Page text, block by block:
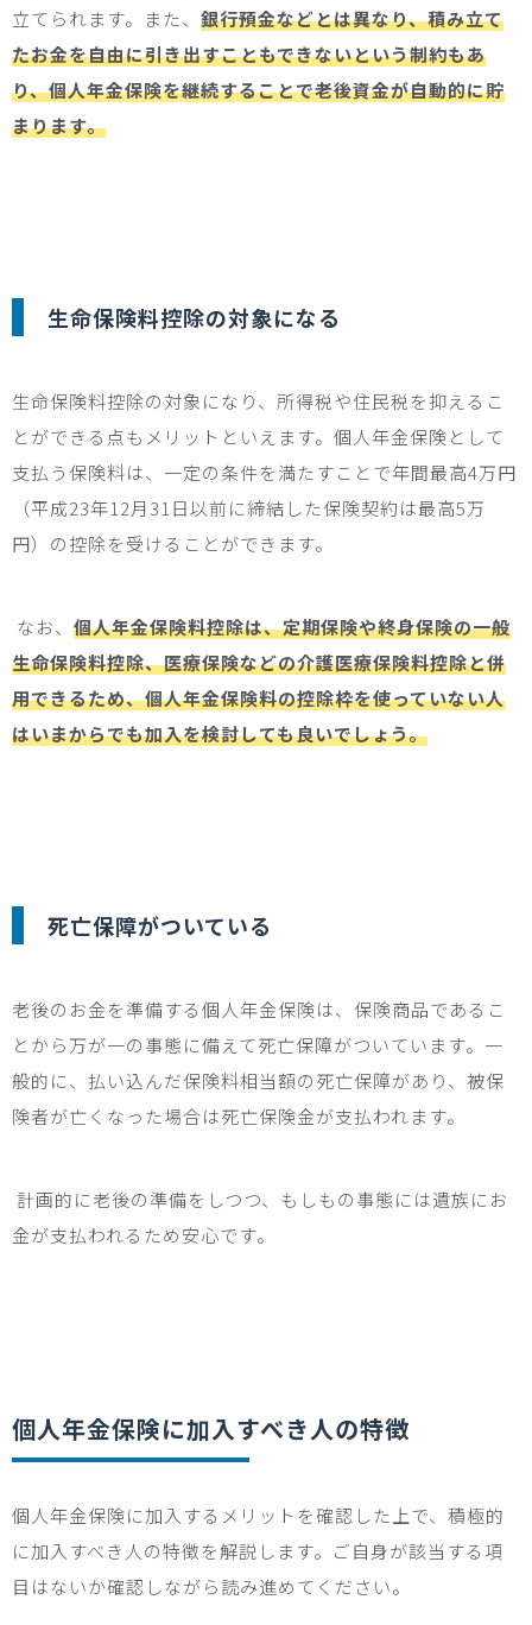
立てられます。また、 銀行預金などとは異なり、積み立て
たお金を自由に引き出すこともできないという制約もあ
り、個人年金保険を継続することで老後資金が自動的に貯
まります。
生命保険料控除の対象になる
生命保険料控除の対象になり、所得税や住民税を抑えるこ
とができる点もメリットといえます。個人年金保険として
支払う保険料は、一定の条件を満たすことで年間最高4万円
（平成23年12月31 日以前に締結した保険契約は最高5万
円）の控除を受けることができます。
なお、 個人年金保険料控除は、定期保険や終身保険の一般
生命保険料控除、医療保険などの介護医療保険料控除と併
用できるため、個人年金保険料の控除枠を使っていない人
はいまからでも加入を検討しても良いでしょう。
死亡保障がついている
老後のお金を準備する個人年金保険は、保険商品であるこ
とから万が一の事態に備えて死亡保障がついています。一
般的に、払い込んだ保険料相当額の死亡保障があり、被保
険者が亡くなった場合は死亡保険金が支払われます。
計画的に老後の準備をしつつ、もしもの事態には遺族にお
金が支払われるため安心です。
個人年金保険に加入すべき人の特徴
個人年金保険に加入するメリットを確認した上で、積極的
に加入すべき人の特徴を解説します。ご自身が該当する項
目はないか確認しながら読み進めてください。